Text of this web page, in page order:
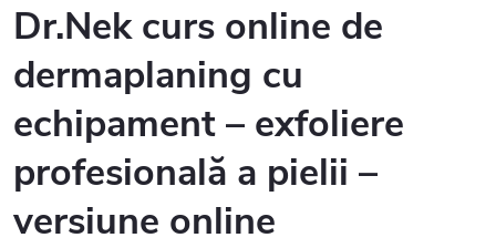
Dr.Nek curs online de
dermaplaning cu
echipament – exfoliere
profesională a pielii –
versiune online